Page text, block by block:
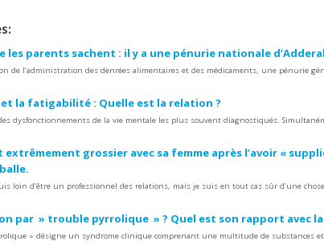
les parents sachent : il y a une pénurie nationale
de l’administration des denrées alimentaires et des médicaments, une pénurie
la fatigabilité : Quelle est la relation ?
dysfonctionnements de la vie mentale les plus souvent diagnostiqués.
extrêmement grossier avec sa femme après l’avoir «
loin d’être un professionnel des relations, mais je suis en tout cas sûr d’une
par » trouble pyrrolique » ? Quel est son rapport avec
» désigne un syndrome clinique comprenant une multitude de substances